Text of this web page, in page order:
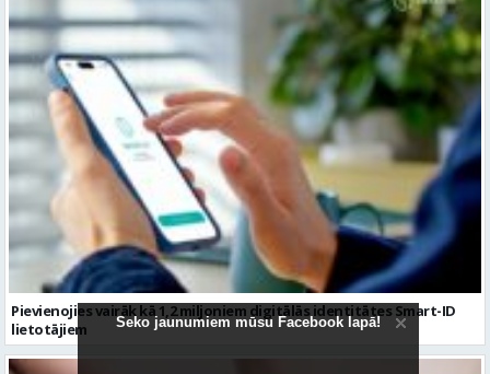
Pievienojies vairāk kā 1,2 miljoniem digitālās identitātes Smart-ID
lietotājiem
Seko jaunumiem mūsu Facebook lapā!